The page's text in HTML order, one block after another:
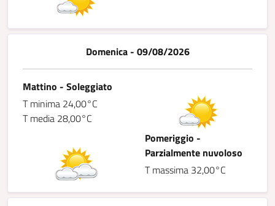
Domenica - 09/08/2026
Mattino - Soleggiato
T minima 24,00°C
T media 28,00°C
Pomeriggio -
Parzialmente nuvoloso
T massima 32,00°C